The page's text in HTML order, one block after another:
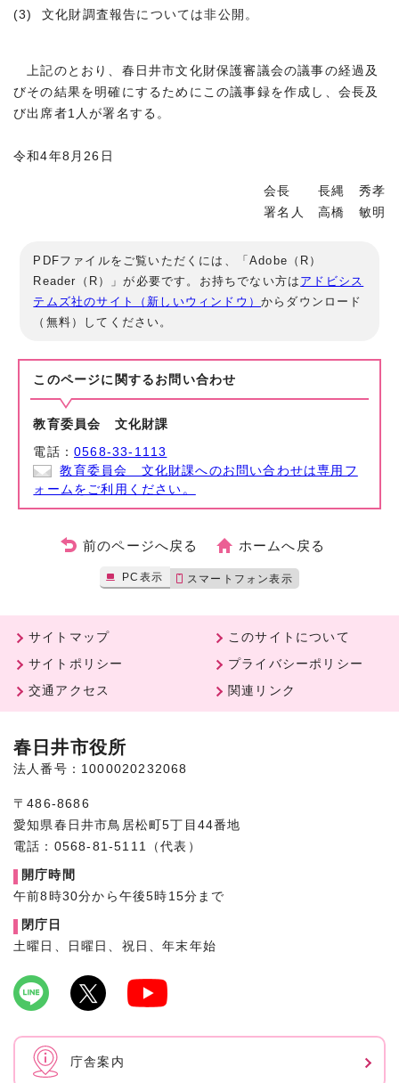
(3) 文化財調査報告については非公開。
上記のとおり、春日井市文化財保護審議会の議事の経過及
びその結果を明確にするためにこの議事録を作成し、会長及
び出席者1人が署名する。
令和4年8月26日
会長 長縄 秀孝
署名人 高橋 敏明
PDFファイルをご覧いただくには、「Adobe（R）
Reader（R）」が必要です。お持ちでない方は アドビシス
テムズ社のサイト（新しいウィンドウ）からダウンロード
（無料）してください。
このページに関する お問い合わせ
教育委員会 文化財課
電話：0568-33-1113
教育委員会 文化財課へのお問い合わせは専用フ
ォームをご利用ください。
前のページへ戻る ホームへ戻る
PC表示 スマートフォン表示
サイトマップ
このサイトについて
サイトポリシー
プライバシーポリシー
交通アクセス
関連リンク
春日井市役所
法人番号：1000020232068
〒486-8686
愛知県春日井市鳥居松町5丁目44番地
電話：0568-81-5111（代表）
開庁時間
午前8時30分から午後5時15分まで
閉庁日
土曜日、日曜日、祝日、年末年始
庁舎案内